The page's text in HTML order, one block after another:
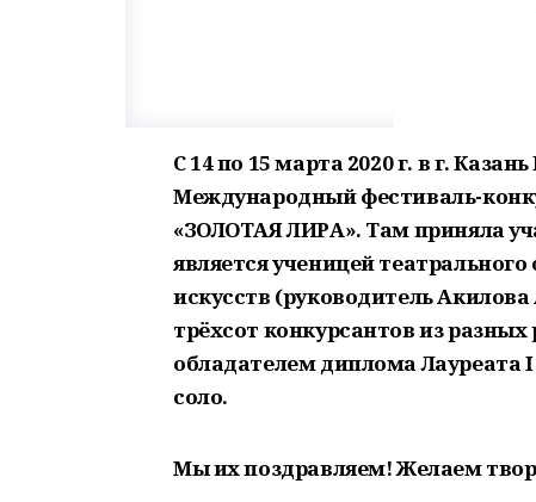
С 14 по 15 марта 2020 г. в г.
Международный фестиваль-
«ЗОЛОТАЯ ЛИРА». Там приняла
является ученицей
искусств (руководитель
трёхсот конкурсантов из
обладателем диплома Лауреата I
соло.
Мы их поздравляем! Желаем